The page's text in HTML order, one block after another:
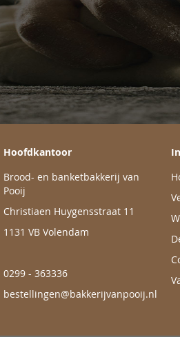
Hoofdkantoor
Brood- en banketbakkerij van
Pooij
Christiaen Huygensstraat 11
1131 VB Volendam
0299 - 363336
bestellingen@bakkerijvanpooij.nl